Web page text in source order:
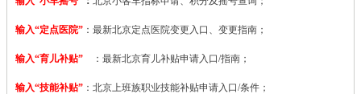
输入“定点医院” ： 最新北京定点医院变更入口、变更指南；
输入“育儿补贴” ：最新北京育儿补贴申请入口/指南；
输入“技能补贴” ： 北京上班族职业技能补贴申请入口/条件；